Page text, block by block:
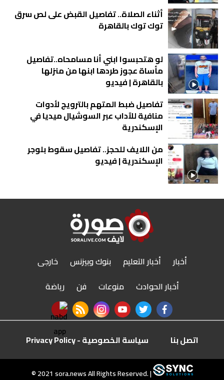
أثناء الصلاة.. تفاصيل القبض على لص سرق
توك توك بالقاهرة
لو هتحبسوا ابني أنا مسامحاه..تفاصيل
مأساة عجوز طردها ابنها من منزلها
بالقاهرة | فيديو
تفاصيل ضبط المتهم بالترويج لأدوات
منافية للآداب عبر السوشيال ميديا في
الإسكندرية
من اللايف للحجز.. تفاصيل سقوط بلوجر
الإسكندرية | فيديو
أخبار أخبار التعليم بنوك وبيزنس
خارجى
أخبار الحوادث
منوعات فن
رياضة
facebook
twitter
youtube
instagram
rss feed
nabd app
اتصل بنا سياسة الخصوصية - Privacy Policy
© 2021 sora.news All Rights Reserved. |